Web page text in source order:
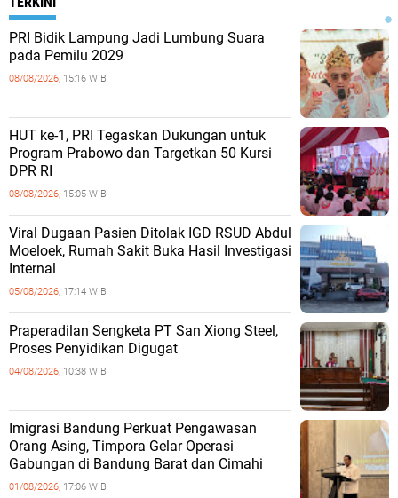
PRI Bidik Lampung Jadi Lumbung Suara
pada Pemilu 2029
08/08/2026, 15:16 WIB
HUT ke-1, PRI Tegaskan Dukungan untuk
Program Prabowo dan Targetkan 50 Kursi
DPR RI
08/08/2026, 15:05 WIB
Viral Dugaan Pasien Ditolak IGD RSUD Abdul
Moeloek, Rumah Sakit Buka Hasil Investigasi
Internal
05/08/2026, 17:14 WIB
Praperadilan Sengketa PT San Xiong Steel,
Proses Penyidikan Digugat
04/08/2026, 10:38 WIB
Imigrasi Bandung Perkuat Pengawasan
Orang Asing, Timpora Gelar Operasi
Gabungan di Bandung Barat dan Cimahi
01/08/2026, 17:06 WIB